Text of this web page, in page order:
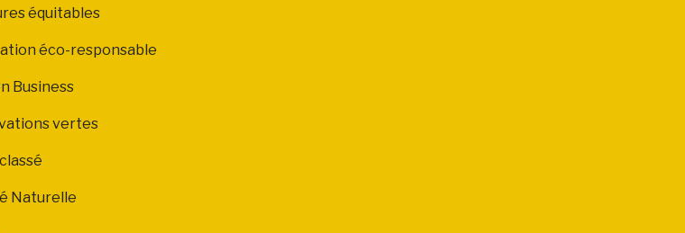
équitables
éco-responsable
Business
vertes
Naturelle